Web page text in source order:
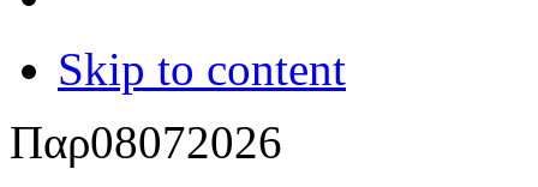
Skip to content
Παρ08072026